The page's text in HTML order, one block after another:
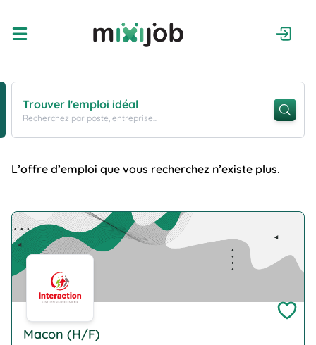
Trouver l'emploi idéal
Recherchez par poste, entreprise...
L’offre d’emploi que vous recherchez n’existe plus.
Company Logo
Macon (H/F)